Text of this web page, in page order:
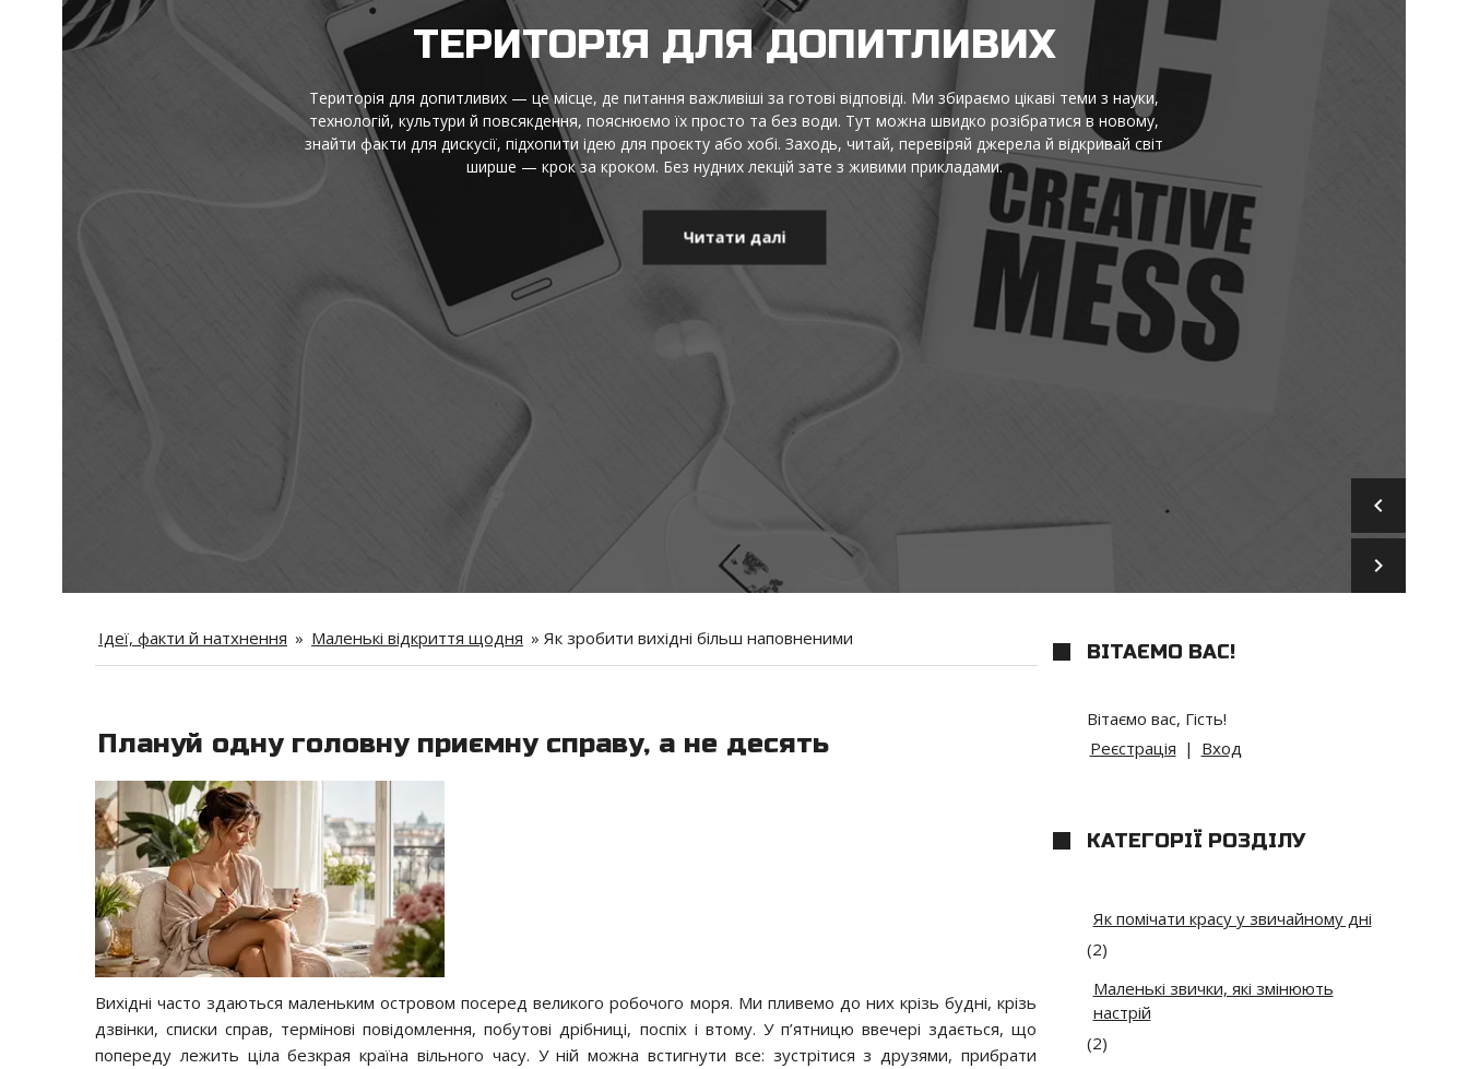
keyboard_arrow_left
keyboard_arrow_right
ІДЕЇ, ФАКТИ Й НАТХНЕННЯ
Ідеї, факти й натхнення — це територія, де цікаві думки стають зрозумілими, а корисна інформація не тоне в шумі. Тут
є короткі пояснення складного, добірки для роздумів, практичні підказки та маленькі відкриття. Читай, порівнюй,
перевіряй і надихайся — щоб бачити ширше, думати точніше й сміливо пробувати нове щодня. Без пафосу й моралей:
лише те, що працює, і те, що змушує усміхнутися та діяти.
Читати далі
Ідеї, факти й натхнення » Маленькі відкриття щодня » Як зробити вихідні більш наповненими
Плануй одну головну приємну справу, а не десять
Вихідні часто здаються маленьким островом посеред великого робочого моря. Ми пливемо до них крізь будні, крізь
дзвінки, списки справ, термінові повідомлення, побутові дрібниці, поспіх і втому. У п’ятницю ввечері здається, що
попереду лежить ціла безкрая країна вільного часу. У ній можна встигнути все: зустрітися з друзями, прибрати
ВІТАЄМО ВАС!
Вітаємо вас, Гість!
Реєстрація | Вход
КАТЕГОРІЇ РОЗДІЛУ
Як помічати красу у звичайному дні
(2)
Маленькі звички, які змінюють
настрій
(2)